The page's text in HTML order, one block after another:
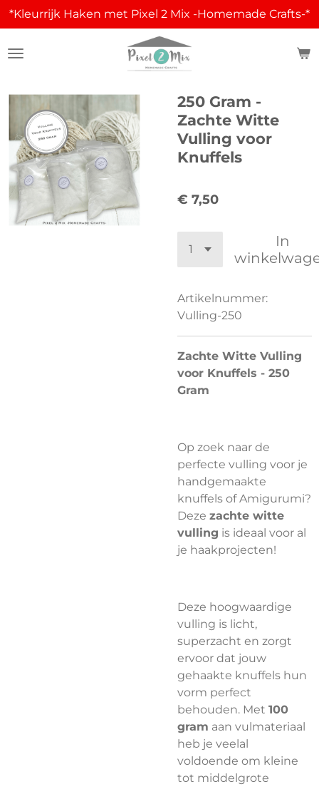
Ga
direct
naar
*Kleurrijk Haken met Pixel 2 Mix -Homemade Crafts-*
250 Gram -
Zachte Witte
Vulling voor
Knuffels
€ 7,50
In
Artikelnummer:
Vulling-250
Zachte Witte Vulling
voor Knuffels - 250
Gram
Op zoek naar de
perfecte vulling voor je
handgemaakte
knuffels of Amigurumi?
Deze zachte witte
vulling is ideaal voor al
je haakprojecten!
Deze hoogwaardige
vulling is licht,
superzacht en zorgt
ervoor dat jouw
gehaakte knuffels hun
vorm perfect
behouden. Met 100
gram aan vulmateriaal
heb je veelal
voldoende om kleine
tot middelgrote